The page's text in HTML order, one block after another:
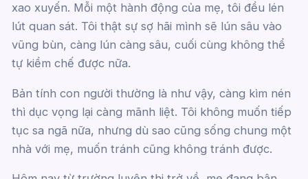
xao xuyến. Mỗi một hành động của mẹ, tôi đều lén
lút quan sát. Tôi thật sự sợ hãi mình sẽ lún sâu vào
vũng bùn, càng lún càng sâu, cuối cùng không thể
tự kiềm chế được nữa.
Bản tính con người thường là như vậy, càng kìm nén
thì dục vọng lại càng mãnh liệt. Tôi không muốn tiếp
tục sa ngã nữa, nhưng dù sao cũng sống chung một
nhà với mẹ, muốn tránh cũng không tránh được.